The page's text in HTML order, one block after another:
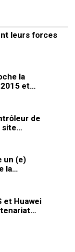
leurs forces
la
et…
de
site…
un (e)
la…
et Huawei